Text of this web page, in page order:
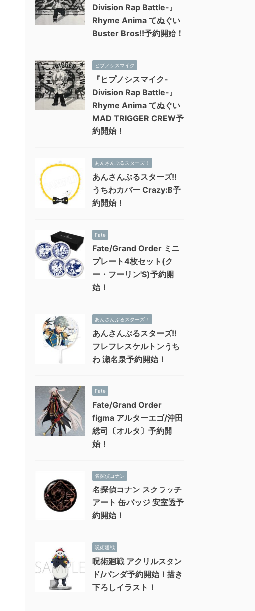
Division Rap Battle-』
Rhyme Anima てぬぐい
Buster Bros!!予約開始！
ヒプノシスマイク
『ヒプノシスマイク-
Division Rap Battle-』
Rhyme Anima てぬぐい
MAD TRIGGER CREW予
約開始！
あんさんぶるスターズ！
あんさんぶるスターズ!!
うちわカバー Crazy:B予
約開始！
Fate
Fate/Grand Order ミニ
プレート4枚セット(ク
ー・フーリン'S)予約開
始！
あんさんぶるスターズ！
あんさんぶるスターズ!!
フレフレスケルトンうち
わ 瀬名泉予約開始！
Fate
Fate/Grand Order
figma アルターエゴ/沖田
総司〔オルタ〕予約開
始！
名探偵コナン
名探偵コナン スクラッチ
アート 缶バッジ 安室透予
約開始！
呪術廻戦
呪術廻戦 アクリルスタン
ド/パンダ予約開始！描き
下ろしイラスト！